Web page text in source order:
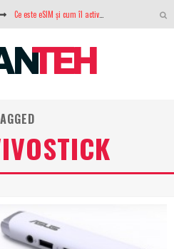
Analiza producției fotovoltaice în România – cât produce un sistem solar pe timp de iarnă?
NVIDIA avertizează: memoria RAM și SSD-urile ar putea deveni și mai scumpe în perioada următoare